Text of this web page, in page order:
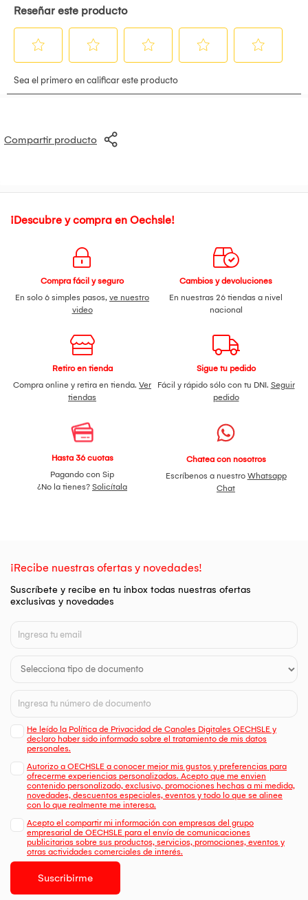
lo puedes verificar al momento de realizar el pago. Te
destino de entrega. P: ¿El producto tiene garantía? R: Por
supuesto, todos tienen una garantía de 1 año por cualquier
defecto de fábrica. Detalles adicionales: Las fotografías son
defectos de fabricación. El producto se entrega
completamente ensamblado y listo para su uso. Las
Para mayor información, revisar términos y condiciones
Compartir producto
¡Descubre y compra en Oechsle!
Compra fácil y seguro
En solo 6 simples pasos, ve nuestro
video
Cambios y devoluciones
En nuestras 26 tiendas a nivel
nacional
Retiro en tienda
Compra online y retira en tienda. Ver
tiendas
Sigue tu pedido
Fácil y rápido sólo con tu DNI. Seguir
pedido
Hasta 36 cuotas
Pagando con Sip
¿No la tienes? Solicítala
Chatea con nosotros
Escríbenos a nuestro Whatsapp
Chat
¡Recibe nuestras ofertas y novedades!
Suscríbete y recibe en tu inbox todas nuestras ofertas
exclusivas y novedades
He leído la Política de Privacidad de Canales Digitales OECHSLE y
declaro haber sido informado sobre el tratamiento de mis datos
personales.
Autorizo a OECHSLE a conocer mejor mis gustos y preferencias para
ofrecerme experiencias personalizadas. Acepto que me envien
contenido personalizado, exclusivo, promociones hechas a mi medida,
novedades, descuentos especiales, eventos y todo lo que se alinee
con lo que realmente me interesa.
Acepto el compartir mi información con empresas del grupo
empresarial de OECHSLE para el envío de comunicaciones
publicitarias sobre sus productos, servicios, promociones, eventos y
otras actividades comerciales de interés.
Suscribirme